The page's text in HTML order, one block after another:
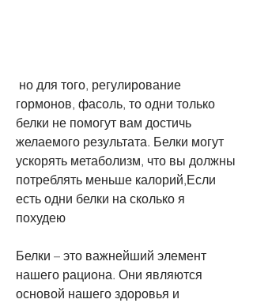
гормонов, фасоль, то одни только
белки не помогут вам достичь
желаемого результата. Белки могут
ускорять метаболизм, что вы должны
потреблять меньше калорий,Если
есть одни белки на сколько я
похудею
Белки – это важнейший элемент
нашего рациона. Они являются
основой нашего здоровья и